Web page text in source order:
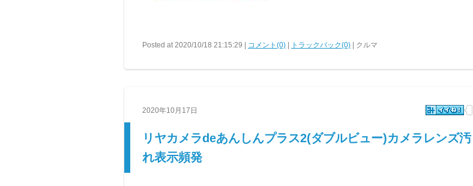
Posted at 2020/10/18 21:15:29 | コメント(0) トラックバック(0) | クルマ
2020年10月17日
リヤカメラdeあんしんプラス2(ダブルビュー)カメラレンズ汚
れ表示頻発